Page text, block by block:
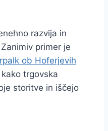
razvija in
primer je
ob Hoferjevih
trgovska
storitve in iščejo